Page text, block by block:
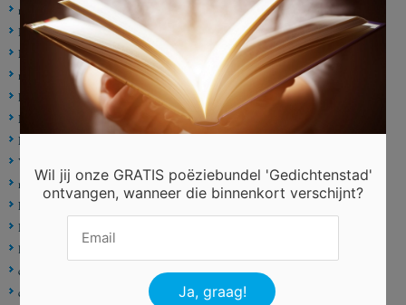
mama is just the best
Ik mis je mama
Mijn mama
mama ilove you
Lieve mama
Mama, je bent alles voor mij!
Mijn mama
Verkeerd
mama ik mis je
Fijne verjaardag mama!
Mama ik hou van je
lieve Mama
corona door de ogen van een kat
corona door de ogen van een kat
Wil jij onze GRATIS poëziebundel 'Gedichtenstad'
ontvangen, wanneer die binnenkort verschijnt?